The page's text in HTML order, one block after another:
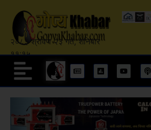
२०८३ श्रावण २३ गते, शनिबार
११:१५